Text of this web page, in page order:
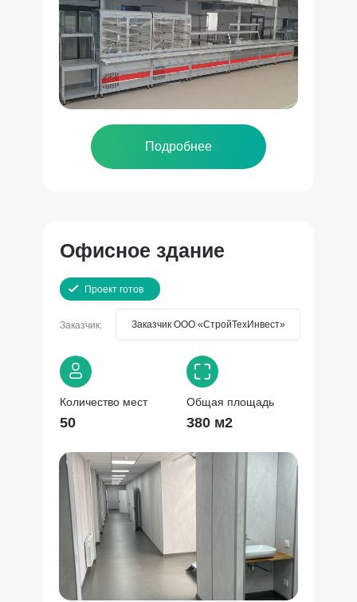
Подробнее
Офисное здание
380 м2
Заказчик:
Общая площадь
Заказчик ООО «СтройТехИнвест»
50
Количество мест
Проект готов